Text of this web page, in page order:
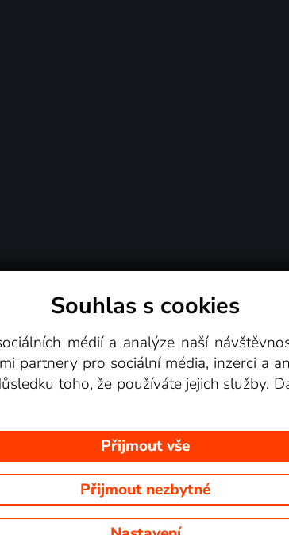
Videotéka
webu jsou zobrazovány obrázky z pořadů TV stanic,
Souhlas s cookies
médií a analýze naší
partnery pro sociální média, inzerci a
toho, že používáte jejich služby.
Přijmout vše
Přijmout nezbytné